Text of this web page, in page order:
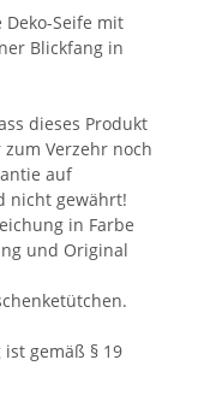
Seife mit
Blickfang in
dieses Produkt
Verzehr noch
auf
nicht gewährt!
in Farbe
und Original
gemäß § 19